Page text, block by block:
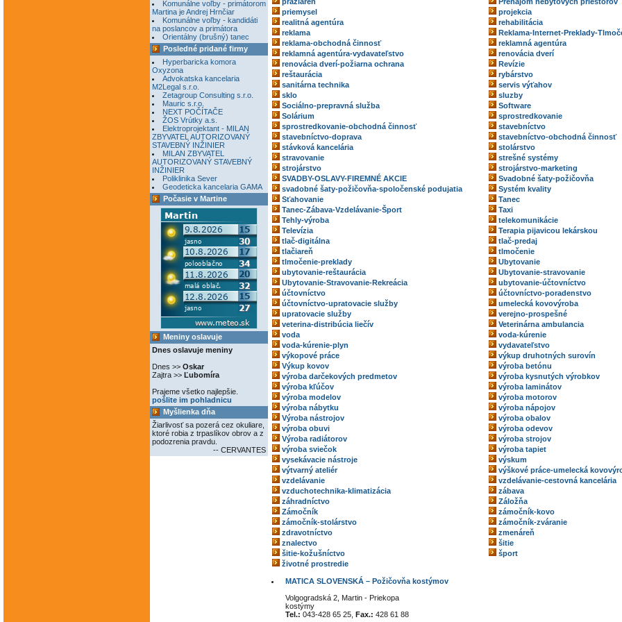
Komunálne voľby - primátorom
Martina je Andrej Hrnčiar
Komunálne voľby - kandidáti
na poslancov a primátora
Orientálny (brušný) tanec
Posledné pridané firmy
Hyperbaricka komora
Oxyzona
Advokatska kancelaria
M2Legal s.r.o.
Zetagroup Consulting s.r.o.
Mauric s.r.o.
NEXT POČÍTAČE
ŽOS Vrútky a.s.
Elektroprojektant - MILAN
ZBYVATEL AUTORIZOVANÝ
STAVEBNÝ INŽINIER
MILAN ZBYVATEL
AUTORIZOVANÝ STAVEBNÝ
INŽINIER
Poliklinika Sever
Geodeticka kancelaria GAMA
Počasie v Martine
Meniny oslavuje
Dnes oslavuje meniny
Dnes >> Oskar
Zajtra >> Ľubomíra
Prajeme všetko najlepšie.
pošlite im pohladnicu
Myšlienka dňa
Žiarlivosť sa pozerá cez okuliare,
ktoré robia z trpaslíkov obrov a z
podozrenia pravdu.
-- CERVANTES
priemysel
projekcia
realitná agentúra
rehabilitácia
reklama
Reklama-Internet-Preklady-
reklama-obchodná činnosť
reklamná agentúra
reklamná agentúra-vydavateľstvo
renovácia dverí
renovácia dverí-požiarna ochrana
Revízie
reštaurácia
rybárstvo
sanitárna technika
servis výťahov
sklo
sluzby
Sociálno-prepravná služba
Software
Solárium
sprostredkovanie
sprostredkovanie-obchodná činnosť
stavebníctvo
stavebníctvo-doprava
stavebníctvo-obchodná činnosť
stávková kancelária
stolárstvo
stravovanie
strešné systémy
strojárstvo
strojárstvo-marketing
SVADBY-OSLAVY-FIREMNÉ AKCIE
Svadobné šaty-požičovňa
svadobné šaty-požičovňa-spoločenské podujatia
Systém kvality
Sťahovanie
Tanec
Tanec-Zábava-Vzdelávanie-Šport
Taxi
Tehly-výroba
telekomunikácie
Televízia
Terapia pijavicou lekárskou
tlač-digitálna
tlač-predaj
tlačiareň
tlmočenie
tlmočenie-preklady
Ubytovanie
ubytovanie-reštaurácia
Ubytovanie-stravovanie
Ubytovanie-Stravovanie-Rekreácia
ubytovanie-účtovníctvo
účtovníctvo
účtovníctvo-poradenstvo
účtovníctvo-upratovacie služby
umelecká kovovýroba
upratovacie služby
verejno-prospešné
veterina-distribúcia liečív
Veterinárna ambulancia
voda
voda-kúrenie
voda-kúrenie-plyn
vydavateľstvo
výkopové práce
výkup druhotných surovín
Výkup kovov
výroba betónu
výroba darčekových predmetov
výroba kysnutých výrobkov
výroba kľúčov
výroba laminátov
výroba modelov
výroba motorov
výroba nábytku
výroba nápojov
Výroba nástrojov
výroba obalov
výroba obuvi
výroba odevov
Výroba radiátorov
výroba strojov
výroba sviečok
výroba tapiet
vysekávacie nástroje
výskum
výtvarný ateliér
výškové práce-umelecká
vzdelávanie
vzdelávanie-cestovná kancelária
vzduchotechnika-klimatizácia
zábava
záhradníctvo
Záložňa
Zámočník
zámočník-kovo
zámočník-stolárstvo
zámočník-zváranie
zdravotníctvo
zmenáreň
znalectvo
šitie
šitie-kožušníctvo
šport
životné prostredie
MATICA SLOVENSKÁ – Požičovňa kostýmov
Volgogradská 2, Martin - Priekopa
kostýmy
Tel.: 043-428 65 25, Fax.: 428 61 88